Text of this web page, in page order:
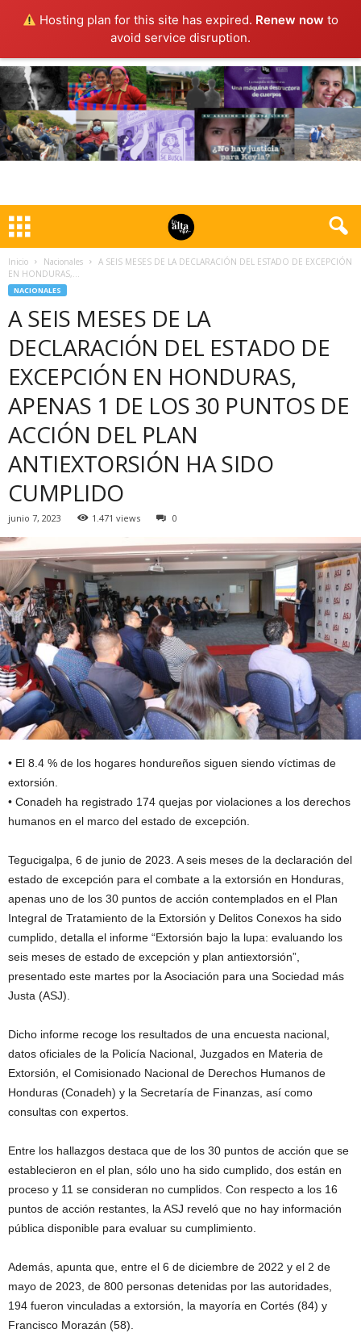
Hosting plan for this site has expired. Renew now to
avoid service disruption.
Inicio Nacionales
A SEIS MESES DE LA DECLARACIÓN DEL ESTADO DE EXCEPCIÓN
EN HONDURAS,...
NACIONALES
A SEIS MESES DE LA
DECLARACIÓN DEL ESTADO DE
EXCEPCIÓN EN HONDURAS,
APENAS 1 DE LOS 30 PUNTOS DE
ACCIÓN DEL PLAN
ANTIEXTORSIÓN HA SIDO
CUMPLIDO
junio 7, 2023 1.471 views 0
• El 8.4 % de los hogares hondureños siguen siendo víctimas de
extorsión.
• Conadeh ha registrado 174 quejas por violaciones a los derechos
humanos en el marco del estado de excepción.
Tegucigalpa, 6 de junio de 2023. A seis meses de la declaración del
estado de excepción para el combate a la extorsión en Honduras,
apenas uno de los 30 puntos de acción contemplados en el Plan
Integral de Tratamiento de la Extorsión y Delitos Conexos ha sido
cumplido, detalla el informe “Extorsión bajo la lupa: evaluando los
seis meses de estado de excepción y plan antiextorsión”,
presentado este martes por la Asociación para una Sociedad más
Justa (ASJ).
Dicho informe recoge los resultados de una encuesta nacional,
datos oficiales de la Policía Nacional, Juzgados en Materia de
Extorsión, el Comisionado Nacional de Derechos Humanos de
Honduras (Conadeh) y la Secretaría de Finanzas, así como
consultas con expertos.
Entre los hallazgos destaca que de los 30 puntos de acción que se
establecieron en el plan, sólo uno ha sido cumplido, dos están en
proceso y 11 se consideran no cumplidos. Con respecto a los 16
puntos de acción restantes, la ASJ reveló que no hay información
pública disponible para evaluar su cumplimiento.
Además, apunta que, entre el 6 de diciembre de 2022 y el 2 de
mayo de 2023, de 800 personas detenidas por las autoridades,
194 fueron vinculadas a extorsión, la mayoría en Cortés (84) y
Francisco Morazán (58).